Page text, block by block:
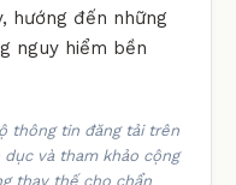
hướng đến những
nguy hiểm bền
thông tin đăng tải trên
và tham khảo cộng
thay thế cho chẩn